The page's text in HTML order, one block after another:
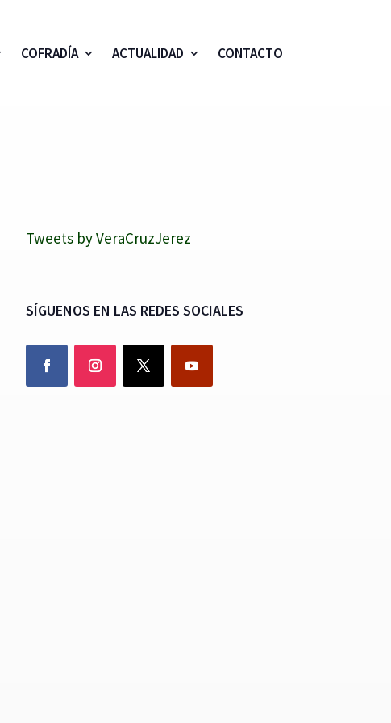
COFRADÍA ACTUALIDAD CONTACTO
Tweets by VeraCruzJerez
SÍGUENOS EN LAS REDES SOCIALES